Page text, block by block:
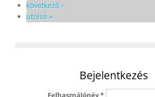
következő ›
utolsó »
Bejelentkezés
Felhasználónév*